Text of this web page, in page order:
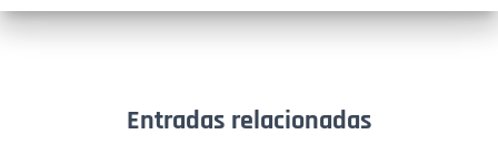
Entradas relacionadas